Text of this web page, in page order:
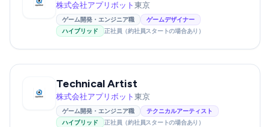
株式会社アプリボット 東京
ゲーム開発・エンジニア職
ゲームデザイナー
ハイブリッド
正社員（約社員スタートの場合あり）
Technical Artist
株式会社アプリボット 東京
ゲーム開発・エンジニア職
テクニカルアーティスト
ハイブリッド
正社員（約社員スタートの場合あり）